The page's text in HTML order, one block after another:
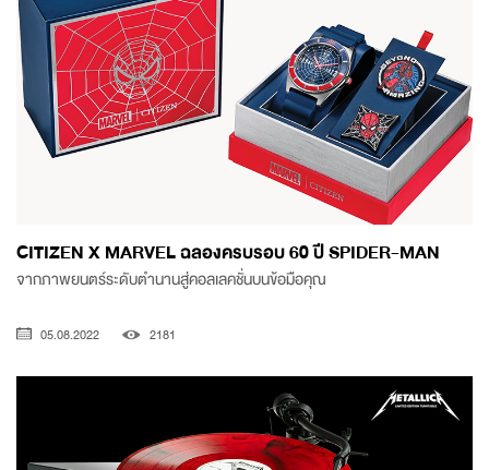
CITIZEN X MARVEL ฉลองครบรอบ 60 ปี SPIDER-MAN
จากภาพยนตร์ระดับตำนานสู่คอลเลคชั่นบนข้อมือคุณ
05.08.2022 2181